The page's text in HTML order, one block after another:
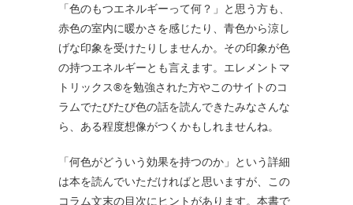
「色のもつエネルギーって何？」と思う方も、
赤色の室内に暖かさを感じたり、青色から涼し
げな印象を受けたりしませんか。その印象が色
の持つエネルギーとも言えます。エレメントマ
トリックス®を勉強された方やこのサイトのコ
ラムでたびたび色の話を読んできたみなさんな
ら、ある程度想像がつくかもしれませんね。
「何色がどういう効果を持つのか」という詳細
は本を読んでいただければと思いますが、この
コラム文末の目次にヒントがあります。本書で